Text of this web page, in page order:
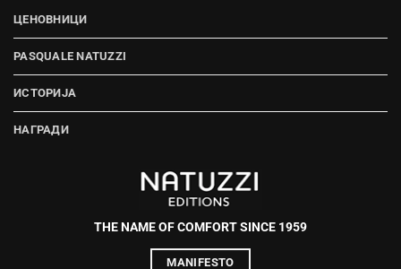
ЦЕНОВНИЦИ
PASQUALE NATUZZI
ИСТОРИЈА
НАГРАДИ
THE NAME OF COMFORT SINCE 1959
MANIFESTO